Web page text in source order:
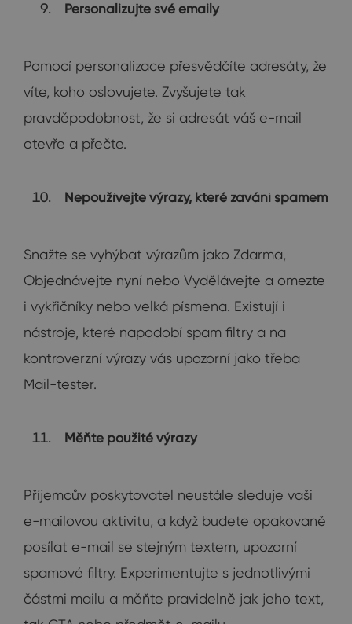
Personalizujte své emaily
Pomocí personalizace přesvědčíte adresáty, že
víte, koho oslovujete. Zvyšujete tak
pravděpodobnost, že si adresát váš e-mail
otevře a přečte.
Nepoužívejte výrazy, které zavání spamem
Snažte se vyhýbat výrazům jako Zdarma,
Objednávejte nyní nebo Vydělávejte a omezte
i vykřičníky nebo velká písmena. Existují i
nástroje, které napodobí spam filtry a na
kontroverzní výrazy vás upozorní jako třeba
Mail-tester.
Měňte použité výrazy
Příjemcův poskytovatel neustále sleduje vaši
e-mailovou aktivitu, a když budete opakovaně
posílat e-mail se stejným textem, upozorní
spamové filtry. Experimentujte s jednotlivými
částmi mailu a měňte pravidelně jak jeho text,